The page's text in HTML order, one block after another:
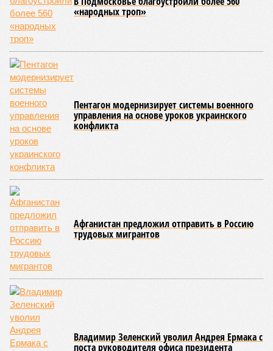
Неудивительно, что гендиректор РЖД
реагируя на словесные интервенции Пашиняна, выступил
со словно растерянно-обиженным комментарием. И,
кажется, стало только хуже. Как отметил менеджер, ЮКЖД
и РЖД«последовательно и в полном объёме исполняют
взятые на себя обязательства в рамках концессионного
договора от 2008 года». «Концессия дала Армении
современную железную дорогу, при этом освободив
бюджет республики от затрат на её восстановление и
содержание. Дивиденды акционеру никогда не
выплачивались, вся прибыль шла на развитие железной
дороги», – добавил Белозёров.
И в самом деле. Российская сторона поставляла Армении
вагоны, по первому чиху ремонтировала пути, в том числе
повреждённые стихией, выплатила в казну закавказской
республики 15 млрд рублей налогов, пускала прибыль на
развитие местной железнодорожной инфраструктуры.
Из слов Белозёрова и приведённых фактов легко сделать
вывод о том, что ОАО «РЖД» занималось в Армении не
деловой активностью, а сугубой благотворительностью, не
инвестировало, а раздавало пожертвования, не
зарабатывало само, а давало зарабатывать другим и,
выходит, никак не гарантировало собственные интересы.
«Пока самая популярная в Армении точка зрения по